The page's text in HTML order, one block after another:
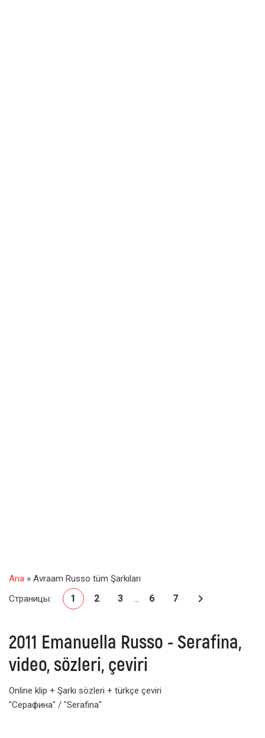
Ana » Avraam Russo tüm Şarkıları
Страницы: 1 2 3 ... 6 7
2011 Emanuella Russo - Serafina,
video, sözleri, çeviri
Online klip + Şarkı sözleri + türkçe çeviri
"Серафина" / "Serafina"